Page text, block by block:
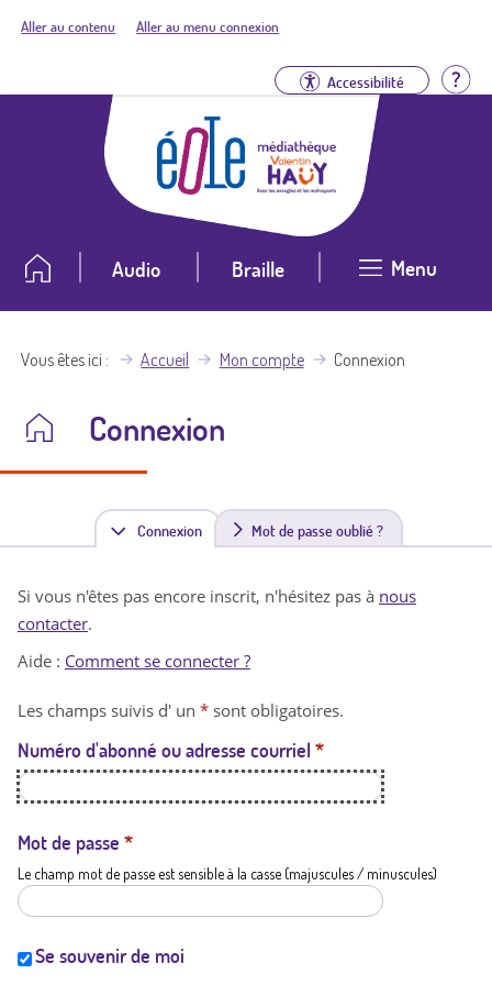
Aller au contenu Aller au menu connexion
Accessibilité
Audio Braille Menu
Vous êtes ici Accueil Mon compte Connexion
Connexion
Connexion(
n
t
a
t
i
Mot de passe oublié ?
Si vous n'êtes pas encore inscrit, n'hésitez pas à nous
contacter.
Aide : Comment se connecter ?
Les champs suivis d' un * sont obligatoires.
Numéro d'abonné ou adresse courriel *
Mot de passe *
Le champ mot de passe est sensible à la casse (majuscules / minuscules)
Se souvenir de moi